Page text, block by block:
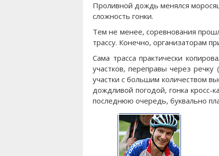
Проливной дождь менялся
сложность гонки.
Тем не менее, соревнования
трассу. Конечно, организаторам
Сама трасса практически
участков, переправы через
участки с большим количеством
дождливой погодой, гонка кросс-
последнюю очередь, буквально